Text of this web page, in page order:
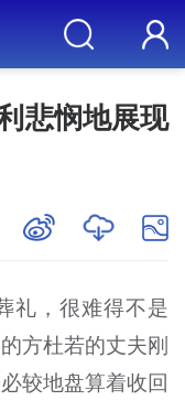
悲悯地展现
礼，很难得不是
方杜若的丈夫刚
较地盘算着收回